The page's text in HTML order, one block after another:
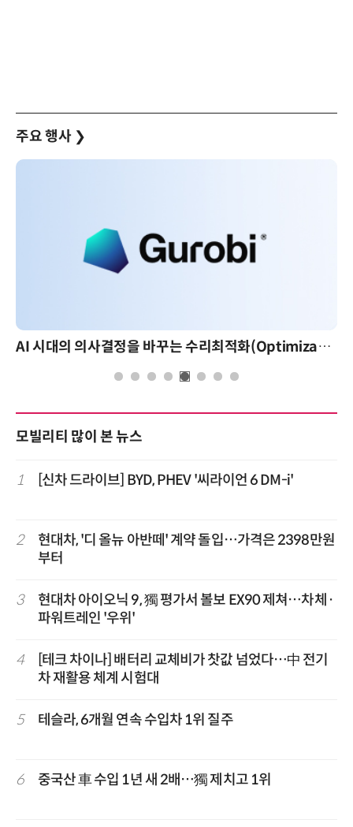
주요 행사 ❯
AI 시대의 의사결정을 바꾸는 수리최적화(Optimization): 실제 산업 적용 사례와 활용 전략
모빌리티 많이 본 뉴스
1 [신차 드라이브] BYD, PHEV '씨라이언 6 DM-i'
2
현대차, '디 올뉴 아반떼' 계약 돌입…가격은 2398만원
부터
3
현대차 아이오닉 9, 獨 평가서 볼보 EX90 제쳐…차체·
파워트레인 '우위'
4
[테크 차이나] 배터리 교체비가 찻값 넘었다…中 전기
차 재활용 체계 시험대
5 테슬라, 6개월 연속 수입차 1위 질주
6 중국산 車 수입 1년 새 2배…獨 제치고 1위